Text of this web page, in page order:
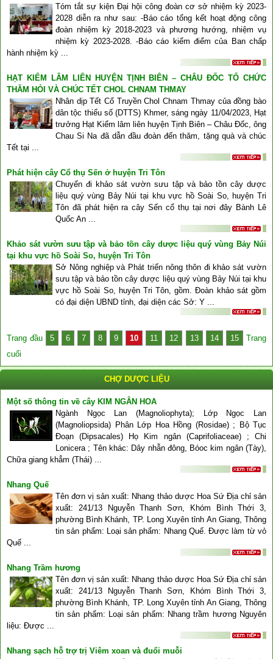
Tóm tắt sự kiện Đại hội công đoàn cơ sở nhiệm kỳ 2023-
2028 diễn ra như sau: -Báo cáo tổng kết hoạt động công
đoàn nhiệm kỳ 2018-2023 và phương hướng, nhiệm vụ
nhiệm kỳ 2023-2028. -Báo cáo kiểm điểm của Ban chấp
hành nhiệm kỳ ...
HẠT KIỂM LÂM LIÊN HUYỆN TỊNH BIÊN – CHÂU ĐỐC TỔ CHỨC
THĂM HỎI VÀ CHÚC TẾT CHOL CHNAM THMAY
Nhân dịp Tết Cổ Truyền Chol Chnam Thmay của đồng bào
dân tộc thiểu số (DTTS) Khmer, sáng ngày 11/04/2023, Hạt
trưởng Hạt Kiểm lâm liên huyện Tịnh Biên – Châu Đốc, ông
Chau Si Na đã dẫn đầu đoàn đến thăm, tặng quà và chúc
Tết tại ...
Phát hiện cây Cổ thụ Sến ở huyện Tri Tôn
Chuyến đi khảo sát vườn sưu tập và bảo tồn cây dược
liệu quý vùng Bảy Núi tại khu vực hồ Soài So, huyện Tri
Tôn đã phát hiện ra cây Sến cổ thụ tại nơi đây Bành Lê
Quốc An ...
Khảo sát vườn sưu tập và bảo tồn cây dược liệu quý vùng Bảy Núi
tại khu vực hồ Soài So, huyện Tri Tôn
Sở Nông nghiệp và Phát triển nông thôn đi khảo sát vườn
sưu tập và bảo tồn cây dược liệu quý vùng Bảy Núi tại khu
vực hồ Soài So, huyện Tri Tôn, gồm. Đoàn khảo sát gồm
có đại diện UBND tỉnh, đại diện các Sở: Y ...
Trang đầu 5 6 7 8 9 10 11 12 13 14 15
Trang
cuối
CHỢ DƯỢC LIỆU
Một số thông tin về cây KIM NGÂN HOA
Ngành Ngọc Lan (Magnoliophyta); Lớp Ngọc Lan
(Magnoliopsida) Phân Lớp Hoa Hồng (Rosidae) ; Bộ Tục
Đoạn (Dipsacales) Họ Kim ngân (Caprifoliaceae) ; Chi
Lonicera ; Tên khác: Dây nhẫn đông, Bóoc kim ngân (Tày),
Chữa giang khẳm (Thái) ...
Nhang Quế
Tên đơn vị sản xuất: Nhang thảo dược Hoa Sứ Địa chỉ sản
xuất: 241/13 Nguyễn Thanh Sơn, Khóm Bình Thới 3,
phường Bình Khánh, TP. Long Xuyên tỉnh An Giang, Thông
tin sản phẩm: Loại sản phẩm: Nhang Quế. Được làm từ vỏ
Quế ...
Nhang Trầm hương
Tên đơn vị sản xuất: Nhang thảo dược Hoa Sứ Địa chỉ sản
xuất: 241/13 Nguyễn Thanh Sơn, Khóm Bình Thới 3,
phường Bình Khánh, TP. Long Xuyên tỉnh An Giang, Thông
tin sản phẩm: Loại sản phẩm: Nhang trầm hương Nguyên
liệu: Được ...
Nhang sạch hỗ trợ trị Viêm xoan và đuổi muỗi